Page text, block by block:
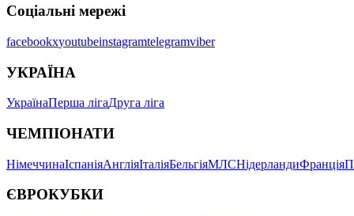
Соціальні мережі
facebookxyoutubeinstagramtelegramviber
УКРАЇНА
УкраїнаПерша лігаДруга ліга
ЧЕМПІОНАТИ
НімеччинаІспаніяАнгліяІталіяБельгіяМЛСНідерландиФранція
ЄВРОКУБКИ